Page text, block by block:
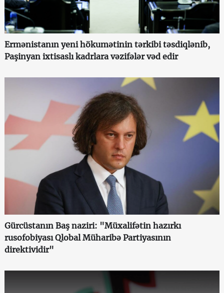
Ermənistanın yeni hökumətinin tərkibi təsdiqlənib,
Paşinyan ixtisaslı kadrlara vəzifələr vəd edir
Gürcüstanın Baş naziri: "Müxalifətin hazırkı
rusofobiyası Qlobal Müharibə Partiyasının
direktividir"